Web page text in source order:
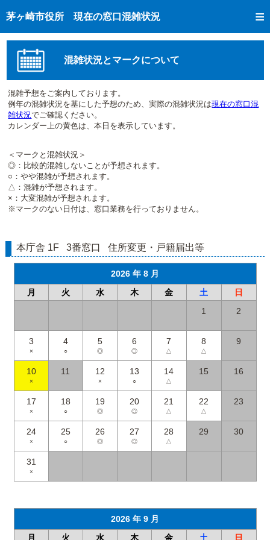
茅ヶ崎市役所 現在の窓口混雑状況
トップページへ
ご利用方法
現在の窓口混雑状況
窓口受付状況
市民課手続き完了状況
混雑状況とマークについて
混雑予想をご案内しております。
例年の混雑状況を基にした予想のため、実際の混雑状況は現在の窓口混
雑状況でご確認ください。
カレンダー上の黄色は、本日を表示しています。
＜マークと混雑状況＞
◎：比較的混雑しないことが予想されます。
○：やや混雑が予想されます。
△：混雑が予想されます。
×：大変混雑が予想されます。
※マークのない日付は、窓口業務を行っておりません。
本庁舎 1F 3番窓口 住所変更・戸籍届出等
2026 年 8 月
月
火 水 木 金 土
日
1
2
3
×
4
○
5
◎
6
◎
7
△
8
△
9
10
×
11 12
×
13
○
14
△
15 16
17
×
18
○
19
◎
20
◎
21
△
22
△
23
24
×
25
○
26
◎
27
◎
28
△
29 30
31
×
2026 年 9 月
月
火 水 木 金 土 日